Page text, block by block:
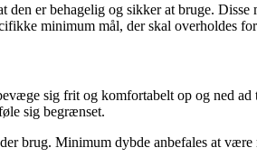
er behagelig og sikker at bruge.
minimum mål, der skal overholdes
sig frit og komfortabelt op og ned
sig begrænset.
brug. Minimum dybde anbefales at